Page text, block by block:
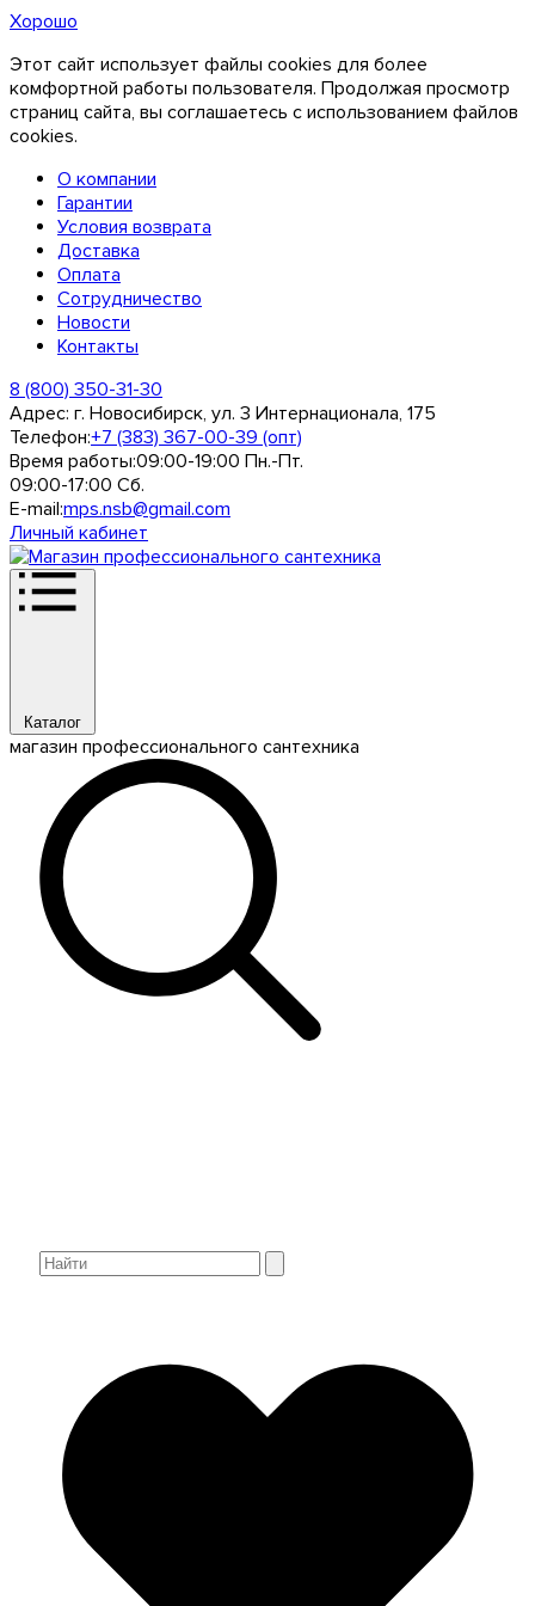
Хорошо
Этот сайт использует файлы cookies для более
комфортной работы пользователя. Продолжая просмотр
страниц сайта, вы соглашаетесь с использованием файлов
cookies.
О компании
Гарантии
Условия возврата
Доставка
Оплата
Сотрудничество
Новости
Контакты
8 (800) 350-31-30
Адрес: г. Новосибирск, ул. 3 Интернационала, 175
Телефон:+7 (383) 367-00-39 (опт)
Время работы:09:00-19:00 Пн.-Пт.
09:00-17:00 Сб.
E-mail:mps.nsb@gmail.com
Личный кабинет
Каталог
магазин профессионального сантехника